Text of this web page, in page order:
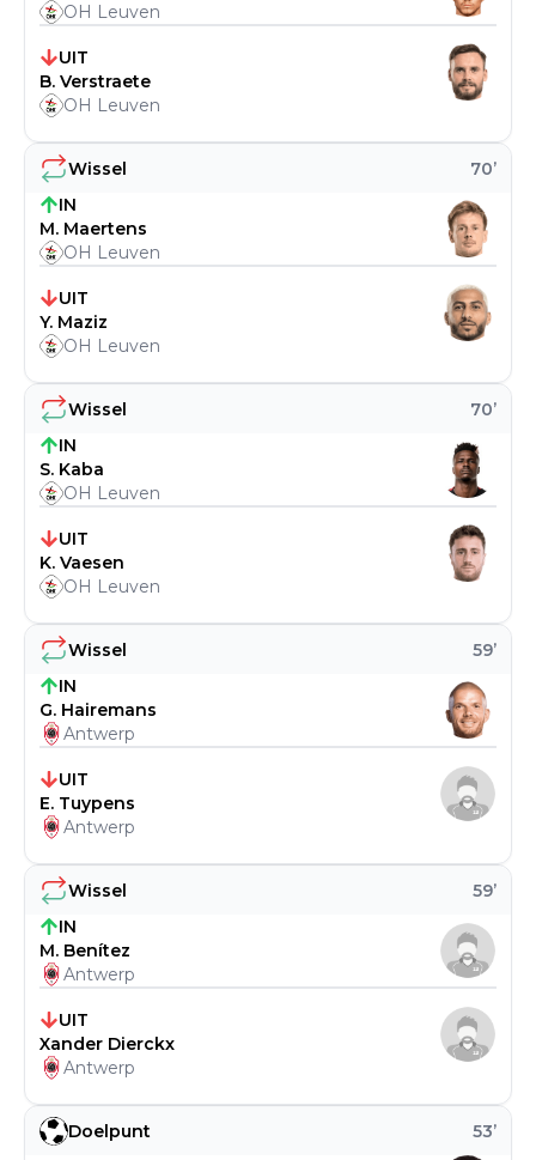
Doelpunt 53’
Wissel 59’
IN
M. Benítez
Antwerp
UIT
Xander Dierckx
Antwerp
Wissel 59’
IN
G. Hairemans
Antwerp
UIT
E. Tuypens
Antwerp
Wissel 70’
IN
S. Kaba
OH Leuven
UIT
K. Vaesen
OH Leuven
Wissel 70’
IN
M. Maertens
OH Leuven
UIT
Y. Maziz
OH Leuven
OH Leuven
UIT
B. Verstraete
OH Leuven